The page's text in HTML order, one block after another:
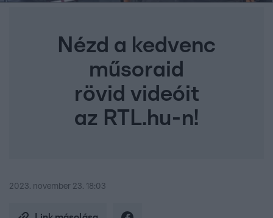
Nézd a kedvenc
műsoraid
rövid videóit
az RTL.hu-n!
2023. november 23. 18:03